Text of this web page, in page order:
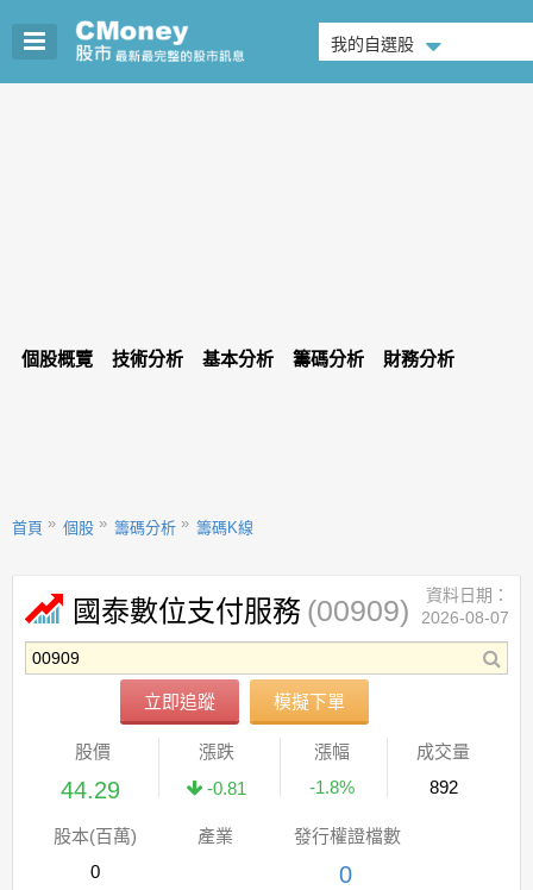
我的自選股
個股概覽 技術分析 基本分析 籌碼分析 財務分析
首頁 個股 籌碼分析 籌碼K線
國泰數位支付服務 (00909)
立即追蹤 模擬下單
資料日期：
2026-08-07
股價
44.29
漲跌
-0.81
漲幅
-1.8%
成交量
892
股本(百萬)
0
產業 發行權證檔數
0